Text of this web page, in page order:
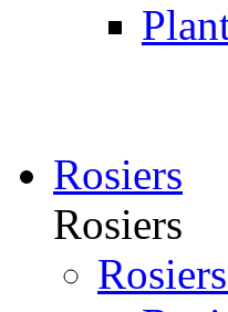
Rosiers
Rosiers